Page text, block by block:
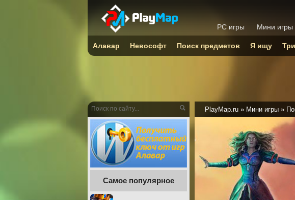
PlayMap.ru » Мини игры »
Самое популярное
PC игры Мини игры
Алавар Невософт Поиск предметов Я ищу